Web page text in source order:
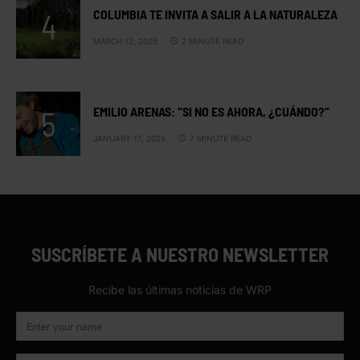
COLUMBIA TE INVITA A SALIR A LA NATURALEZA
MARCH 12, 2025 2 MINUTE READ
EMILIO ARENAS: “SI NO ES AHORA, ¿CUÁNDO?”
JANUARY 17, 2025 7 MINUTE READ
SUSCRÍBETE A NUESTRO NEWSLETTER
Recibe las últimas noticias de WRP